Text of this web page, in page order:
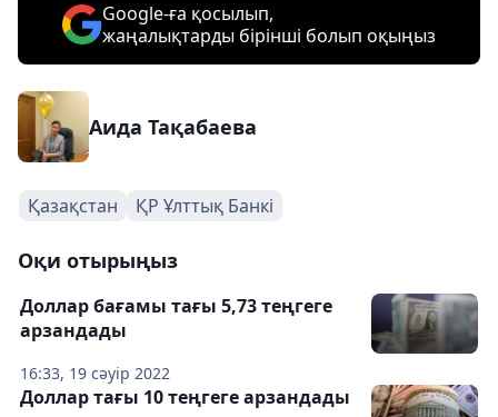
Google-ға қосылып,
жаңалықтарды бірінші болып оқыңыз
Аида Тақабаева
Қазақстан ҚР Ұлттық Банкі
Оқи отырыңыз
16:33, 19 сәуір 2022
Доллар бағамы тағы 5,73 теңгеге
арзандады
Доллар тағы 10 теңгеге арзандады